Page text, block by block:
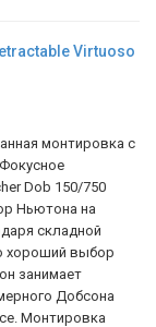
Virtuoso
монтировка с
Dob 150/750
Ньютона на
складной
хороший выбор
занимает
Добсона
Монтировка